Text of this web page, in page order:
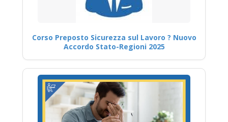
Corso Preposto Sicurezza sul Lavoro ? Nuovo
Accordo Stato-Regioni 2025